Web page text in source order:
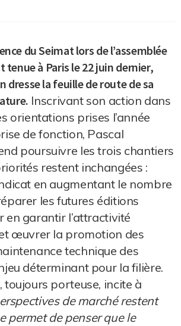
du Seimat lors de l’assemblée
tenue à Paris le 22 juin dernier,
dresse la feuille de route de sa
Inscrivant son action dans
orientations prises l’année
de fonction, Pascal
poursuivre les trois chantiers
restent inchangées :
en augmentant le nombre
les futures éditions
en garantir l’attractivité
œuvrer la promotion des
technique des
déterminant pour la filière.
toujours porteuse, incite à
de marché restent
permet de penser que le